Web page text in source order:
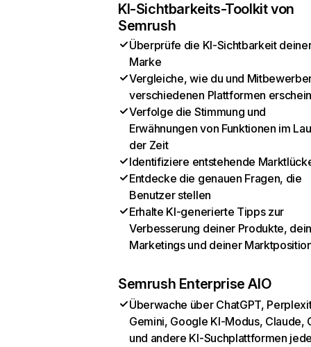
KI-Sichtbarkeits-Toolkit von
Semrush
Überprüfe die KI-Sichtbarkeit
Marke
Vergleiche, wie du und
verschiedenen Plattformen
Verfolge die Stimmung und
Erwähnungen von Funktionen im
der Zeit
Identifiziere entstehende
Entdecke die genauen Fragen, die
Benutzer stellen
Erhalte KI-generierte Tipps zur
Verbesserung deiner Produkte,
Marketings und deiner
Semrush Enterprise AIO
Überwache über ChatGPT,
Gemini, Google KI-Modus, Claude,
und andere KI-Suchplattformen